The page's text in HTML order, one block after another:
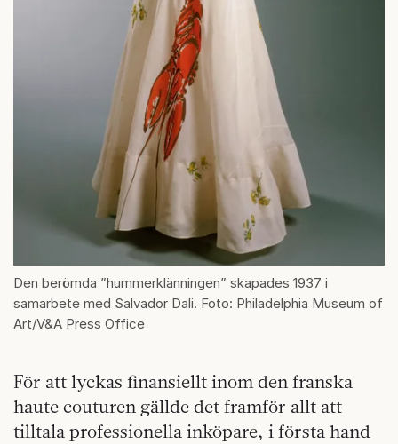
Den berömda ”hummerklänningen” skapades 1937 i
samarbete med Salvador Dali. Foto: Philadelphia Museum of
Art/V&A Press Office
För att lyckas finansiellt inom den franska
haute couturen gällde det framför allt att
tilltala professionella inköpare, i första hand